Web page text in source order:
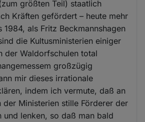
größten Teil) staatlich
Kräften gefördert – heute mehr
1984, als Fritz Beckmannshagen
die Kultusministerien einiger
der Waldorfschulen total
großzügig
mir dieses irrationale
indem ich vermute, daß an
der Ministerien stille Förderer der
und lenken, so daß man bald